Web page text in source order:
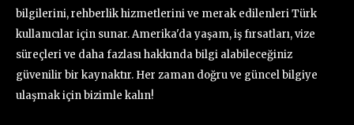
bilgilerini, rehberlik hizmetlerini ve merak edilenleri Türk
kullanıcılar için sunar. Amerika'da yaşam, iş fırsatları, vize
süreçleri ve daha fazlası hakkında bilgi alabileceğiniz
güvenilir bir kaynaktır. Her zaman doğru ve güncel bilgiye
ulaşmak için bizimle kalın!